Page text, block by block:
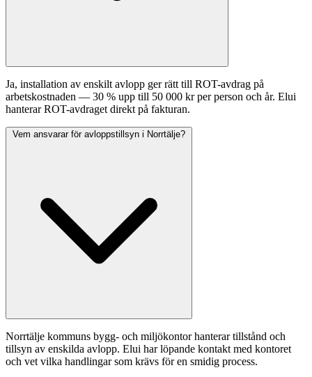
Ja, installation av enskilt avlopp ger rätt till ROT-avdrag på
arbetskostnaden — 30 % upp till 50 000 kr per person och år. Elui
hanterar ROT-avdraget direkt på fakturan.
Vem ansvarar för avloppstillsyn i Norrtälje?
Norrtälje kommuns bygg- och miljökontor hanterar tillstånd och
tillsyn av enskilda avlopp. Elui har löpande kontakt med kontoret
och vet vilka handlingar som krävs för en smidig process.